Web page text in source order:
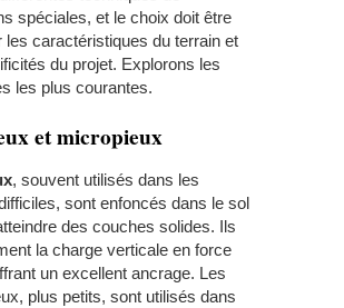
spéciales, et le choix doit être
les caractéristiques du terrain et
du projet. Explorons les
les plus courantes.
et micropieux
, souvent utilisés dans les
sont enfoncés dans le sol
des couches solides. Ils
la charge verticale en force
un excellent ancrage. Les
plus petits, sont utilisés dans